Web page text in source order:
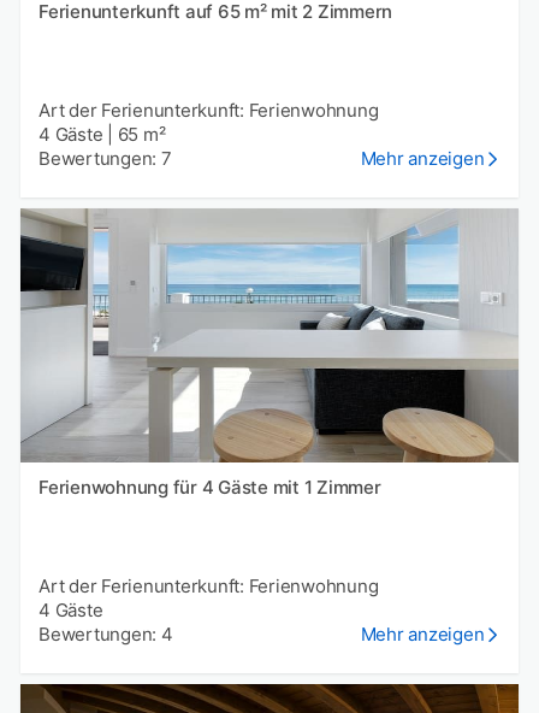
Ferienunterkunft auf 65 m² mit 2 Zimmern
Art der Ferienunterkunft: Ferienwohnung
4 Gäste
65 m²
Bewertungen: 7
Mehr anzeigen
Ferienwohnung für 4 Gäste mit 1 Zimmer
Art der Ferienunterkunft: Ferienwohnung
4 Gäste
Bewertungen: 4
Mehr anzeigen